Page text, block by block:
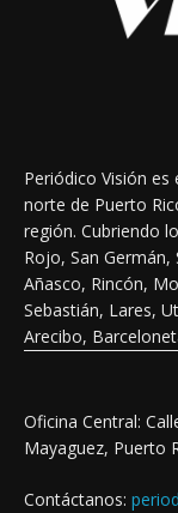
Periódico Visión
norte de Puerto
región. Cubriendo
Rojo, San Germán,
Añasco, Rincón,
Sebastián, Lares,
Arecibo,
Oficina Central:
Mayaguez, Puerto
Contáctanos: